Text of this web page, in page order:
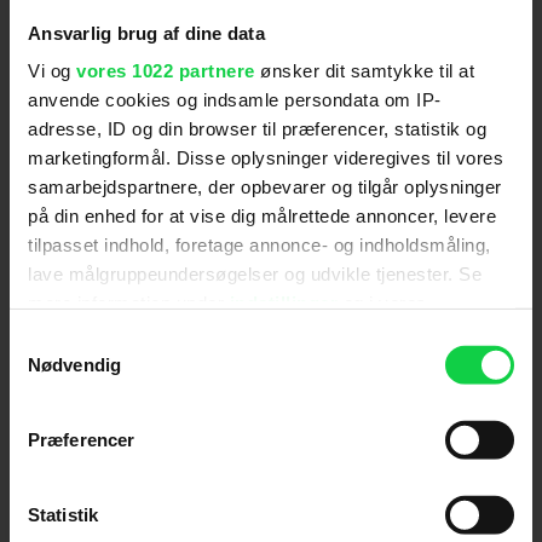
Ansvarlig brug af dine data
Vi og vores 1022 partnere ønsker dit samtykke til at
anvende cookies og indsamle persondata om IP-
adresse, ID og din browser til præferencer, statistik og
marketingformål. Disse oplysninger videregives til vores
samarbejdspartnere, der opbevarer og tilgår oplysninger
på din enhed for at vise dig målrettede annoncer, levere
tilpasset indhold, foretage annonce- og indholdsmåling,
lave målgruppeundersøgelser og udvikle tjenester. Se
tilbage eller ændre indstillinger fra vores
"Cookiedeklaration", eller ved at trykke på "Privacy
Indsamle præcise oplysninger om din placering,
Nødvendig
Præferencer
Statistik
mere.
'Kessler' forventes at få biografpremiere i 2027.
For at se dette indhold skal
marketingcookies være slået til. Klik her
for at ændre dine indstillinger.
Følg os for de seneste nyheder, konkurrencer